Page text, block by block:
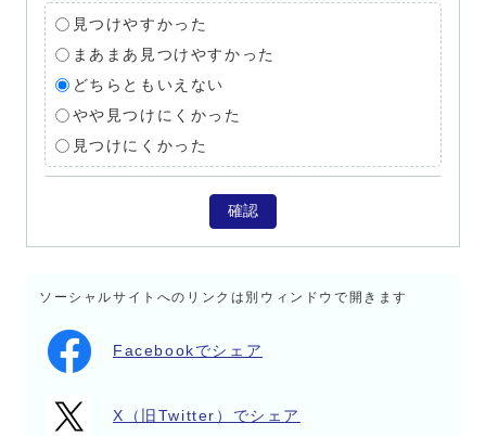
見つけやすかった
まあまあ見つけやすかった
どちらともいえない
やや見つけにくかった
見つけにくかった
確認
ソーシャルサイトへのリンクは別ウィンドウで開きます
Facebookでシェア
X（旧Twitter）でシェア